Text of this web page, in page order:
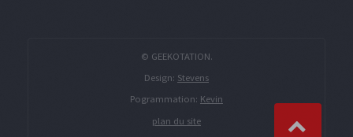
© GEEKOTATION.
Design: Stevens
Pogrammation: Kevin
plan du site